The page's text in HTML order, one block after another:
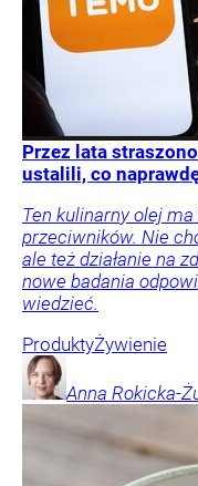
Przez lata
ustalili, co
Ten kulinarny olej
przeciwników. Nie
ale też działanie na
nowe badania
wiedzieć.
ProduktyŻywienie
Anna Rokicka-